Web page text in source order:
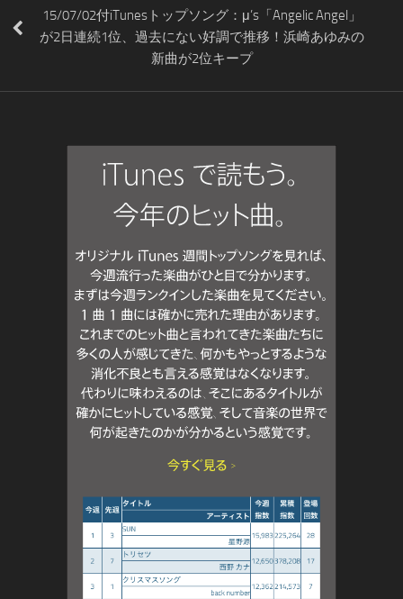
15/07/02付iTunesトップソング：μ’s「Angelic Angel」
が2日連続1位、過去にない好調で推移！浜崎あゆみの
新曲が2位キープ